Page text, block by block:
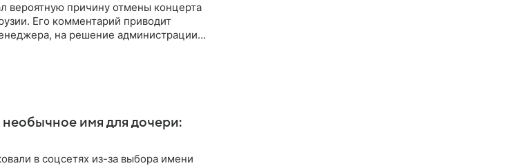
вероятную причину отмены концерта
Его комментарий приводит
на решение администрации
необычное имя для дочери:
в соцсетях из-за выбора имени